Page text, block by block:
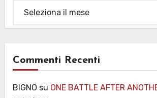
Commenti Recenti
BIGNO su ONE BATTLE AFTER